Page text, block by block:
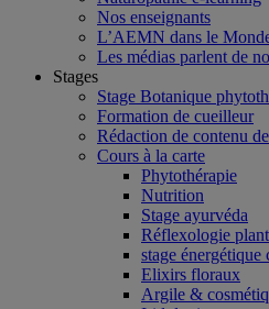
Nos enseignants
L’AEMN dans le
Les médias parlent de
Stages
Stage Botanique
Formation de cueilleur
Rédaction de contenu
Cours à la carte
Phytothérapie
Nutrition
Stage ayurvéda
Réflexologie
stage
Elixirs floraux
Argile &